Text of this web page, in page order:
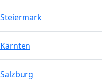
Steiermark
Kärnten
Salzburg